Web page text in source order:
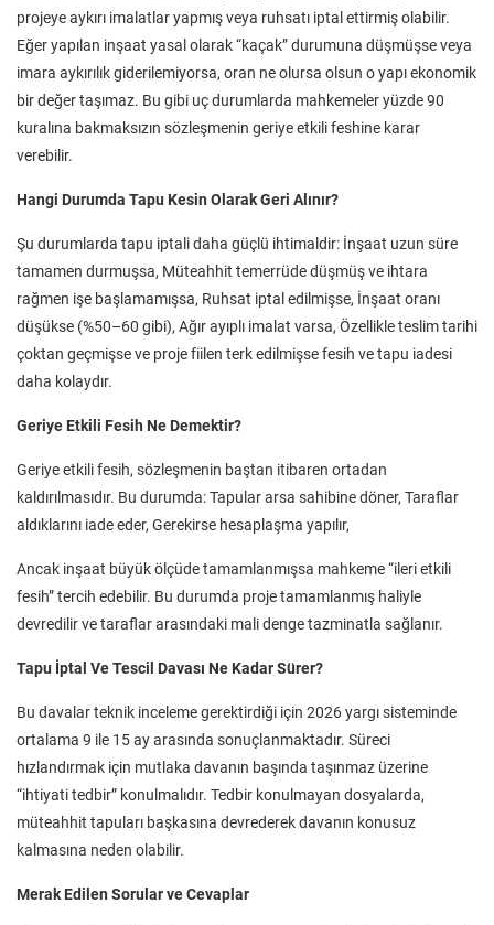
projeye aykırı imalatlar yapmış veya ruhsatı iptal ettirmiş olabilir.
Eğer yapılan inşaat yasal olarak “kaçak” durumuna düşmüşse veya
imara aykırılık giderilemiyorsa, oran ne olursa olsun o yapı ekonomik
bir değer taşımaz. Bu gibi uç durumlarda mahkemeler yüzde 90
kuralına bakmaksızın sözleşmenin geriye etkili feshine karar
verebilir.
Hangi Durumda Tapu Kesin Olarak Geri Alınır?
Şu durumlarda tapu iptali daha güçlü ihtimaldir: İnşaat uzun süre
tamamen durmuşsa, Müteahhit temerrüde düşmüş ve ihtara
rağmen işe başlamamışsa, Ruhsat iptal edilmişse, İnşaat oranı
düşükse (%50–60 gibi), Ağır ayıplı imalat varsa, Özellikle teslim tarihi
çoktan geçmişse ve proje fiilen terk edilmişse fesih ve tapu iadesi
daha kolaydır.
Geriye Etkili Fesih Ne Demektir?
Geriye etkili fesih, sözleşmenin baştan itibaren ortadan
kaldırılmasıdır. Bu durumda: Tapular arsa sahibine döner, Taraflar
aldıklarını iade eder, Gerekirse hesaplaşma yapılır,
Ancak inşaat büyük ölçüde tamamlanmışsa mahkeme “ileri etkili
fesih” tercih edebilir. Bu durumda proje tamamlanmış haliyle
devredilir ve taraflar arasındaki mali denge tazminatla sağlanır.
Tapu İptal Ve Tescil Davası Ne Kadar Sürer?
Bu davalar teknik inceleme gerektirdiği için 2026 yargı sisteminde
ortalama 9 ile 15 ay arasında sonuçlanmaktadır. Süreci
hızlandırmak için mutlaka davanın başında taşınmaz üzerine
“ihtiyati tedbir” konulmalıdır. Tedbir konulmayan dosyalarda,
müteahhit tapuları başkasına devrederek davanın konusuz
kalmasına neden olabilir.
Merak Edilen Sorular ve Cevaplar